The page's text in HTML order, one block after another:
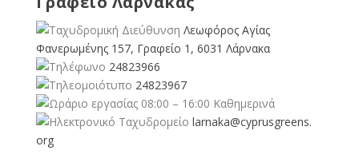
Λεωφόρος Αγίας
Φανερωμένης 157, Γραφείο 1, 6031 Λάρνακα
24823966
24823967
08:00 – 16:00 Καθημερινά
larnaka@cyprusgreens.
org